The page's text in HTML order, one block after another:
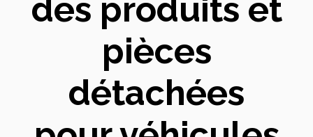
des produits et
pièces
détachées